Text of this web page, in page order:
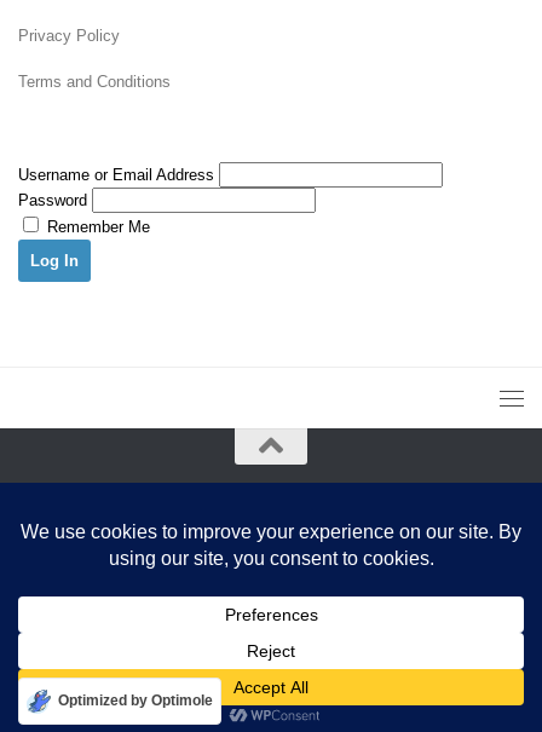
Privacy Policy
Terms and Conditions
Username or Email Address
Password
Remember Me
By using this website, you agree to our Terms and Conditions and
Privacy Policy
Optimized by Optimole